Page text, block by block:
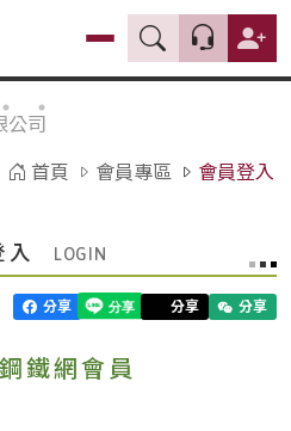
首頁 會員專區 會員登入
入
分享 分享 分享
鐵網會員